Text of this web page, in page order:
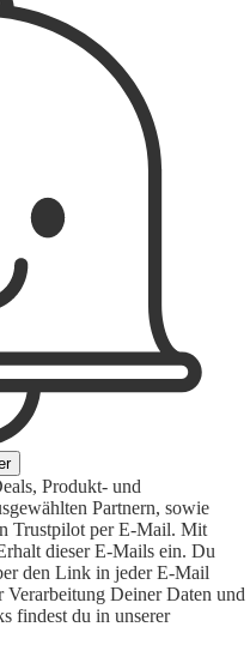
Produkt- und
Partnern, sowie
Trustpilot per E-Mail. Mit
dieser E-Mails ein. Du
den Link in jeder E-Mail
Deiner Daten und
findest du in unserer